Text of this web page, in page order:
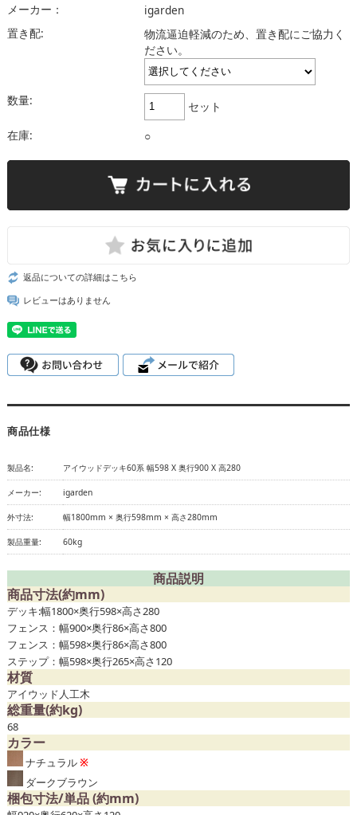
メーカー：
igarden
置き配:
物流逼迫軽減のため、置き配にご協力く
ださい。
数量:
セット
在庫:
○
返品についての詳細はこちら
レビューはありません
商品仕様
製品名: アイウッドデッキ60系 幅598 X 奥行900 X 高280
メーカー: igarden
外寸法: 幅1800mm × 奥行598mm × 高さ280mm
製品重量: 60kg
商品説明
商品寸法(約mm)
デッキ:幅1800×奥行598×高さ280
フェンス：幅900×奥行86×高さ800
フェンス：幅598×奥行86×高さ800
ステップ：幅598×奥行265×高さ120
材質
アイウッド人工木
総重量(約kg)
68
カラー
ナチュラル※
ダークブラウン
梱包寸法/単品 (約mm)